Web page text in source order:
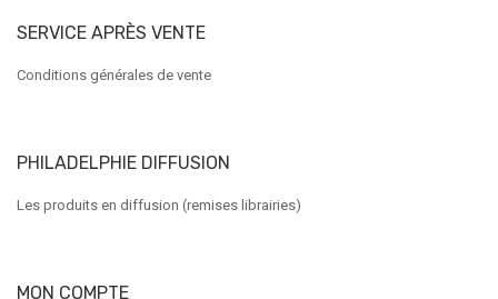
SERVICE APRÈS VENTE
Conditions générales de vente
PHILADELPHIE DIFFUSION
Les produits en diffusion (remises librairies)
MON COMPTE